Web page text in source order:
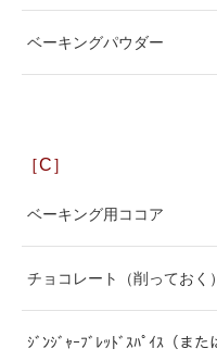
ベーキングパウダー
［C］
ベーキング用ココア
チョコレート（削っておく）
ｼﾞﾝｼﾞｬｰﾌﾞﾚｯﾄﾞｽﾊﾟｲｽ（また